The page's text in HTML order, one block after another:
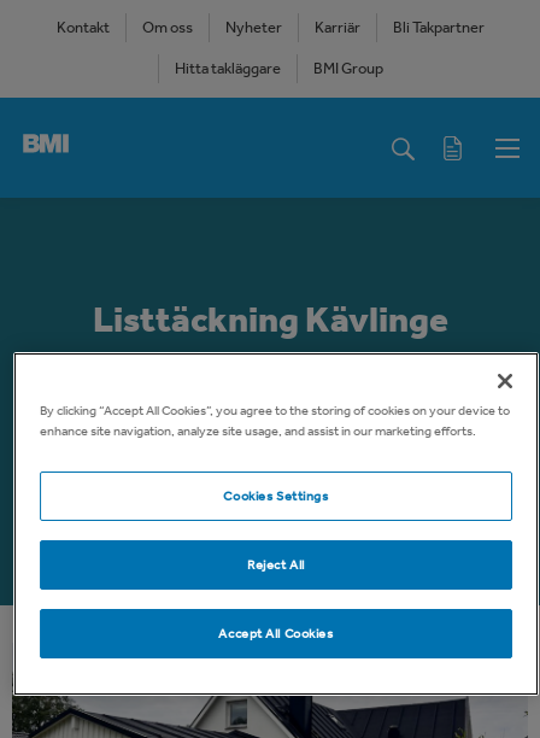
content
Kontakt Om oss Nyheter Karriär Bli Takpartner
Hitta takläggare BMI Group
navigation
Listtäckning Kävlinge
Taktyp:Listtäckning
Takyta:250 kvm
Ort:Kävlinge
By clicking “Accept All Cookies”, you agree to the storing of cookies on your device to
enhance site navigation, analyze site usage, and assist in our marketing efforts.
Cookies Settings
Reject All
Accept All Cookies